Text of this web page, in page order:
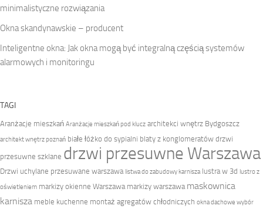
minimalistyczne rozwiązania
Okna skandynawskie – producent
Inteligentne okna: Jak okna mogą być integralną częścią systemów
alarmowych i monitoringu
TAGI
Aranżacje mieszkań Aranżacje mieszkań pod klucz architekci wnętrz Bydgoszcz
architekt wnętrz poznań białe łóżko do sypialni blaty z konglomeratów drzwi
przesuwne szklane drzwi przesuwne Warszawa
Drzwi uchylane przesuwane warszawa listwa do zabudowy karnisza lustra w 3d lustro z
oświetleniem markizy okienne Warszawa markizy warszawa maskownica
karnisza meble kuchenne montaż agregatów chłodniczych okna dachowe wybór